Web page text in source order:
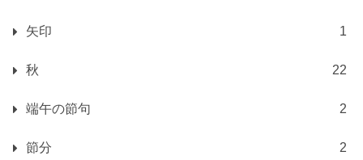
矢印 1
秋 22
端午の節句 2
節分 2